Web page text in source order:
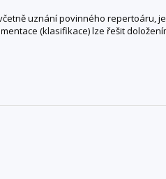
uznání povinného repertoáru,
(klasifikace) lze řešit